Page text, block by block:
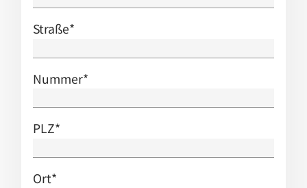
Straße*
Nummer*
PLZ*
Ort*